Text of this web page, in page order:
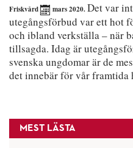
Friskvård mars 2020.Det var
utegångsförbud var ett hot
och ibland verkställa – när
tillsagda. Idag är
svenska ungdomar är de
det innebär för vår framtida
MEST LÄSTA